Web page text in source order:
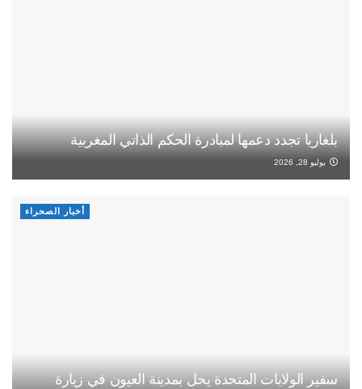
بلغاريا تجدد دعمها لمبادرة الحكم الذاتي المغربية
يوليو 28, 2026
أخبار الصحراء
سفير الولايات المتحدة يحل بمدينة العيون في زيارة